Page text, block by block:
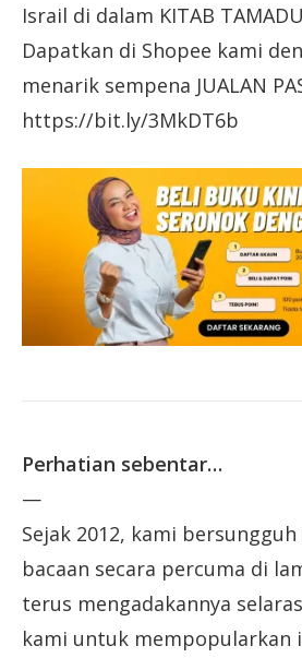
Israil di dalam KITAB
Dapatkan di Shopee kami
menarik sempena JUALAN
https://bit.ly/3MkDT6b
Perhatian sebentar…
—
Sejak 2012, kami
bacaan secara percuma di
terus mengadakannya
kami untuk mempopularkan